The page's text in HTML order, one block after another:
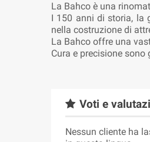
La Bahco è una
I 150 anni di storia, la
nella costruzione di
La Bahco offre una
Cura e precisione
Voti e
Nessun cliente ha